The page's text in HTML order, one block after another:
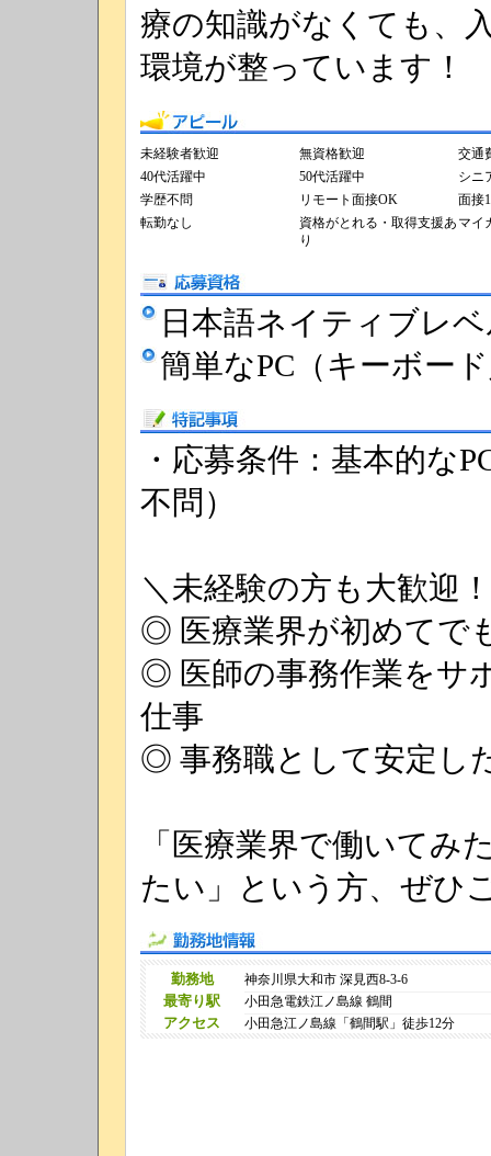
療の知識がなくても、
環境が整っています！
アピール
未経験者歓迎 無資格歓迎
交通
40代活躍中
50代活躍中
シニ
学歴不問
リモート面接OK
面接
転勤なし
資格がとれる・取得支援あ
り
マイ
応募資格
日本語ネイティブレ
簡単なPC（キーボー
特記事項
・応募条件：基本的な
不問）
＼未経験の方も大歓迎
◎ 医療業界が初めてで
◎ 医師の事務作業をサ
仕事
◎ 事務職として安定し
「医療業界で働いてみ
たい」という方、ぜひ
勤務地情報
勤務地 神奈川県大和市 深見西8-3-6
最寄り駅 小田急電鉄江ノ島線 鶴間
アクセス 小田急江ノ島線「鶴間駅」徒歩12分